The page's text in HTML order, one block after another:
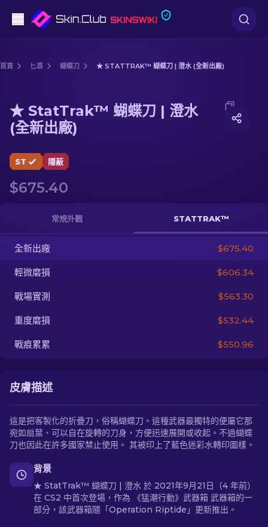
步槍
匕首
ZH-TW
首頁 匕首 蝴蝶刀 ★ STATTRAK™ 蝴蝶刀 | 澄水 (全新出廠)
Media of ★ StatTrak™ 蝴蝶刀 | 澄水 (全新出廠)
★ StatTrak™ 蝴蝶刀 | 澄水
(全新出廠)
ST 隱蔽
$675.40
常規外觀 STATTRAK™
全新出廠 $675.40
輕微磨損 $606.34
戰場實測 $563.30
重度磨損 $532.44
戰痕累累 $550.96
皮膚描述
這是把客製化的折疊刀，俗稱蝴蝶刀。這種武器最獨特的便屬它那
宛如扇葉、可以自在旋轉的刀身，方便迅速展開或收起。不過蝴蝶
刀也因此在許多國家禁止使用。 其被印上了藍色迷彩水轉印圖樣。
背景
★ StatTrak™ 蝴蝶刀 | 澄水 於 2021年9月21日（4 年前）
在 CS2 中首次登場，作為 《猛潮行動》武器箱 武器箱的一
部分，該武器箱隨「Operation Riptide」更新推出。